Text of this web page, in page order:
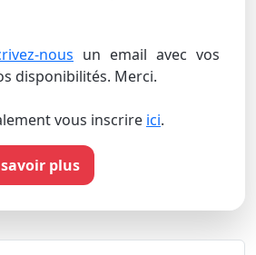
nous un email avec vos
disponibilités. Merci.
vous inscrire ici.
savoir plus